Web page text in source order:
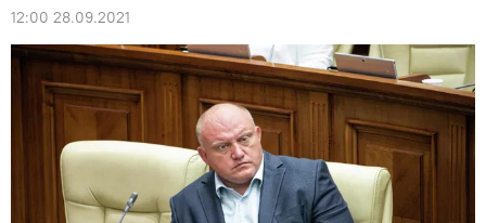
12:00 28.09.2021